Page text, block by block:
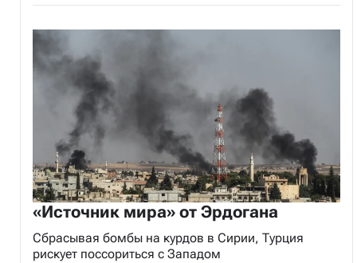
«Источник мира» от Эрдогана
Сбрасывая бомбы на курдов в Сирии, Турция
рискует поссориться с Западом